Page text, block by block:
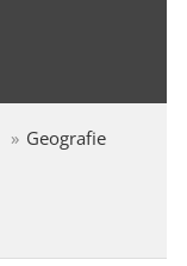
Geografie